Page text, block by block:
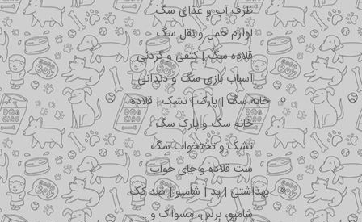
ظرف آب و غذای سگ
لوازم حمل و نقل سگ
قلاده سگ | کتفی و گردنی
اسباب بازی سگ و دندانی
خانه سگ | پارک | تشک | قلاده
خانه سگ و پارک سگ
تشک و تختخواب سگ
ست قلاده و جای خواب
بهداشتی | پد | شامپو | ضد کک
شامپو، برس، مسواک و …